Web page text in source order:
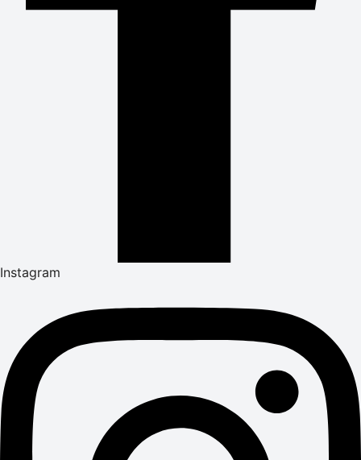
Instagram